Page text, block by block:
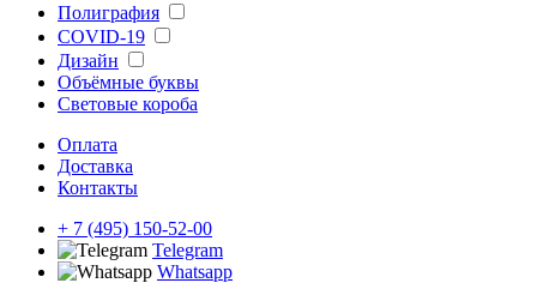
Полиграфия
COVID-19
Дизайн
Объёмные буквы
Световые короба
Оплата
Доставка
Контакты
+ 7 (495) 150-52-00
Telegram
Whatsapp